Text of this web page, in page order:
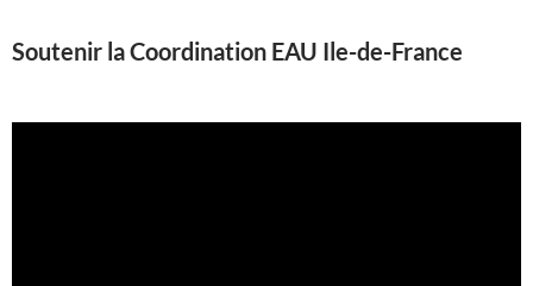
Soutenir la Coordination EAU Ile-de-France